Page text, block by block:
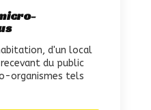
d'un local
du public
organismes tels